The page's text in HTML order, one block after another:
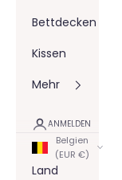
Bettdecken
Kissen
Mehr
ANMELDEN
Belgien
(EUR €)
Land